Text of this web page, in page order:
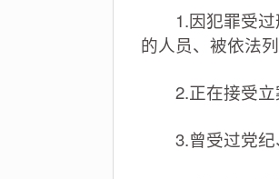
1.因犯罪受过
的人员、被依法
2.正在接受立
3.曾受过党纪